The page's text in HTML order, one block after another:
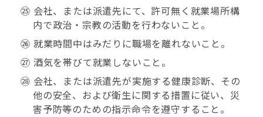
㉕ 会社、または派遣先にて、許可無く就業場所構
内で政治・宗教の活動を行わないこと。
㉖ 就業時間中はみだりに職場を離れないこと。
㉗ 酒気を帯びて就業しないこと。
㉘ 会社、または派遣先が実施する健康診断、その
他の安全、および衛生に関する措置に従い、災
害予防等のための指示命令を遵守すること。